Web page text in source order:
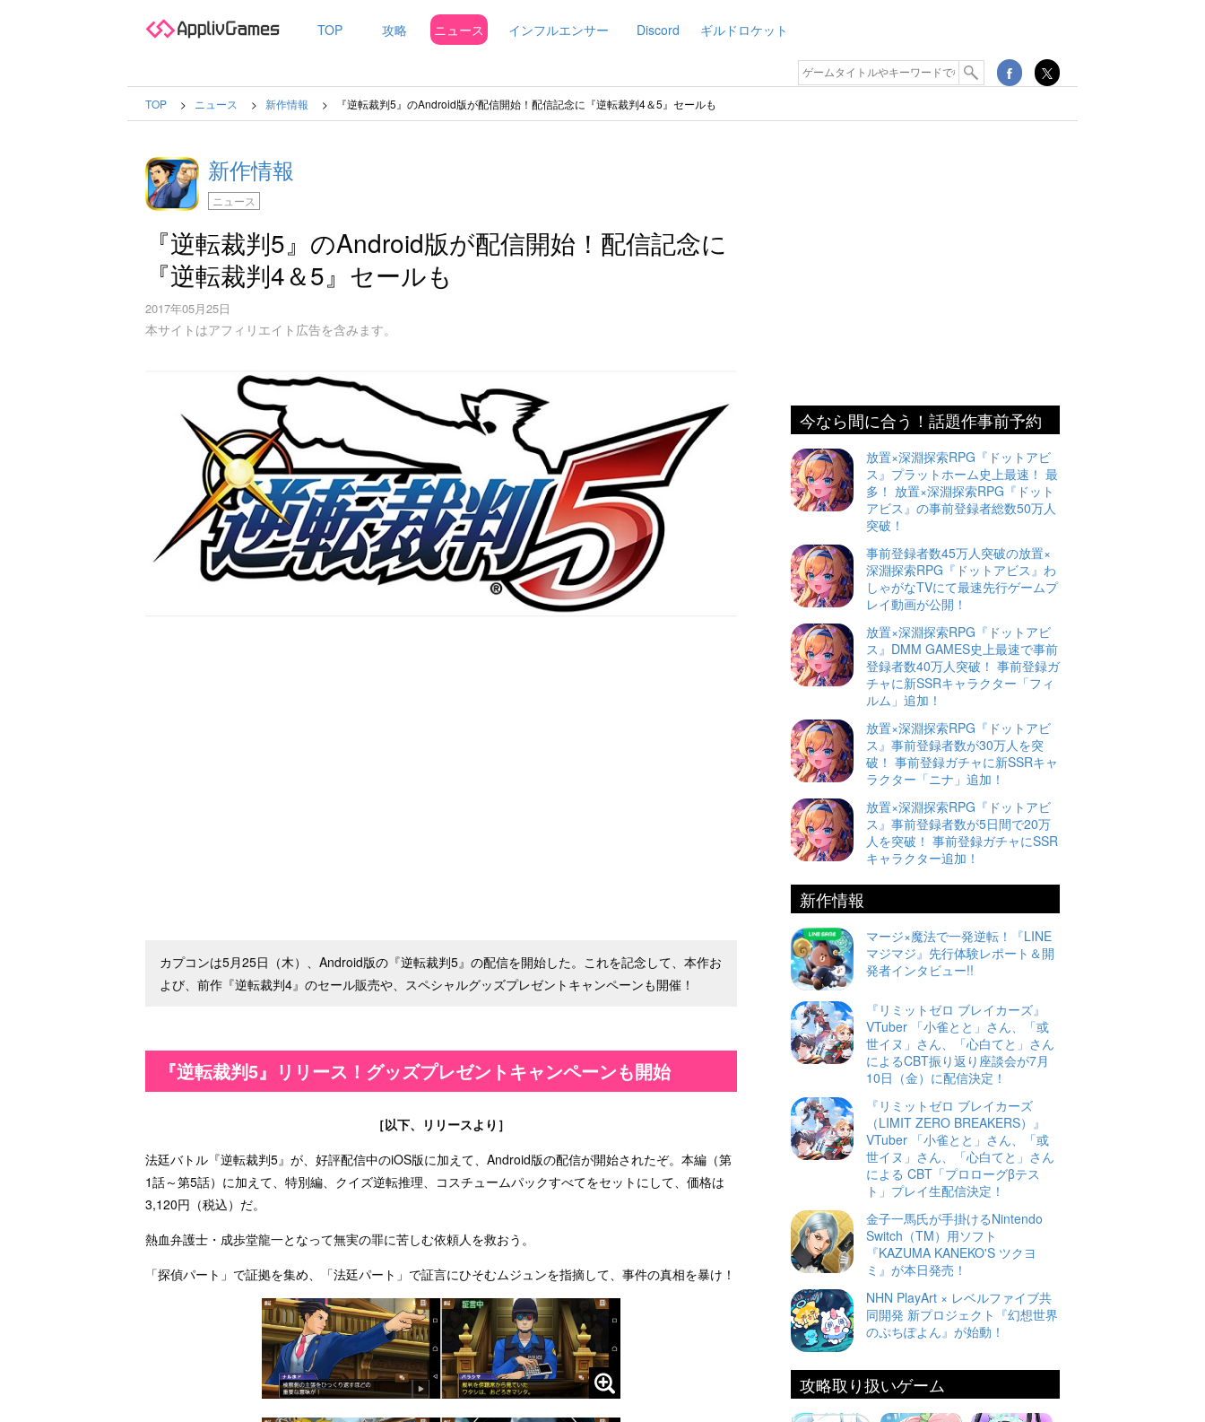
TOP 攻略 ニュース インフルエンサー Discord ギルドロケット
TOP ニュース 新作情報 『逆転裁判5』のAndroid版が配信開始！配信記念に『逆転裁判4＆5』セールも
新作情報
ニュース
『逆転裁判5』のAndroid版が配信開始！配信記念に
『逆転裁判4＆5』セールも
2017年05月25日
本サイトはアフィリエイト広告を含みます。
カプコンは5月25日（木）、Android版の『逆転裁判5』の配信を開始した。これを記念して、本作お
よび、前作『逆転裁判4』のセール販売や、スペシャルグッズプレゼントキャンペーンも開催！
『逆転裁判5』リリース！グッズプレゼントキャンペーンも開始
［以下、リリースより］
法廷バトル『逆転裁判5』が、好評配信中のiOS版に加えて、Android版の配信が開始されたぞ。本編（第
1話～第5話）に加えて、特別編、クイズ逆転推理、コスチュームパックすべてをセットにして、価格は
3,120円（税込）だ。
熱血弁護士・成歩堂龍一となって無実の罪に苦しむ依頼人を救おう。
「探偵パート」で証拠を集め、「法廷パート」で証言にひそむムジュンを指摘して、事件の真相を暴け！
今なら間に合う！話題作事前予約
放置×深淵探索RPG『ドットアビ
ス』プラットホーム史上最速！ 最
多！ 放置×深淵探索RPG『ドット
アビス』の事前登録者総数50万人
突破！
事前登録者数45万人突破の放置×
深淵探索RPG『ドットアビス』わ
しゃがなTVにて最速先行ゲームプ
レイ動画が公開！
放置×深淵探索RPG『ドットアビ
ス』DMM GAMES史上最速で事前
登録者数40万人突破！ 事前登録ガ
チャに新SSRキャラクター「フィ
ルム」追加！
放置×深淵探索RPG『ドットアビ
ス』事前登録者数が30万人を突
破！ 事前登録ガチャに新SSRキャ
ラクター「ニナ」追加！
放置×深淵探索RPG『ドットアビ
ス』事前登録者数が5日間で20万
人を突破！ 事前登録ガチャにSSR
キャラクター追加！
新作情報
マージ×魔法で一発逆転！『LINE
マジマジ』先行体験レポート＆開
発者インタビュー!!
『リミットゼロ ブレイカーズ』
VTuber 「小雀とと」さん、「或
世イヌ」さん、「心白てと」さん
によるCBT振り返り座談会が7月
10日（金）に配信決定！
『リミットゼロ ブレイカーズ
（LIMIT ZERO BREAKERS）』
VTuber 「小雀とと」さん、「或
世イヌ」さん、「心白てと」さん
による CBT「プロローグβテス
ト」プレイ生配信決定！
金子一馬氏が手掛けるNintendo
Switch（TM）用ソフト
『KAZUMA KANEKO'S ツクヨ
ミ』が本日発売！
NHN PlayArt × レベルファイブ共
同開発 新プロジェクト『幻想世界
のぷちぽよん』が始動！
攻略取り扱いゲーム